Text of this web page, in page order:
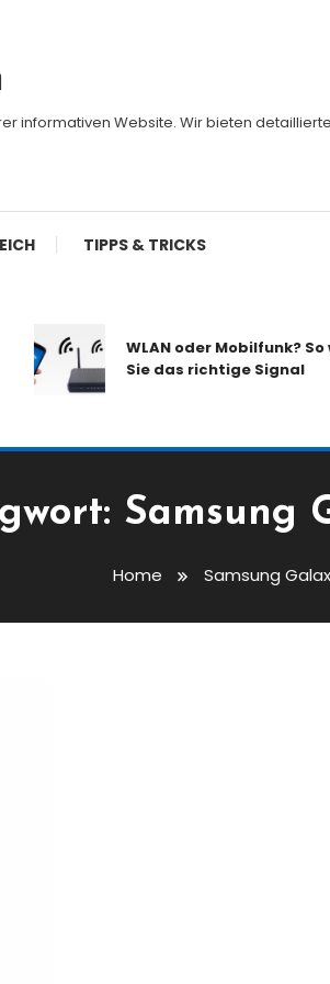
informativen Website. Wir bieten
TIPPS & TRICKS
WLAN oder Mobilfunk? So
Sie das richtige Signal
Samsung
Home Samsung